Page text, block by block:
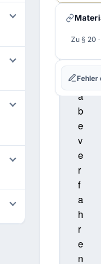
e
s
V
r
g
a
b
e
v
e
r
f
a
h
r
e
n
H.
K.
und
M.
P.
Zu § 20
Fehler